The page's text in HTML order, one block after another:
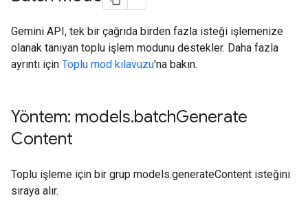
Gemini API, tek bir çağrıda birden fazla isteği işlemenize
olanak tanıyan toplu işlem modunu destekler. Daha fazla
ayrıntı için Toplu mod kılavuzu'na bakın.
Yöntem: models.batchGenerate
Content
Toplu işleme için bir grup models.generateContent isteğini
sıraya alır.